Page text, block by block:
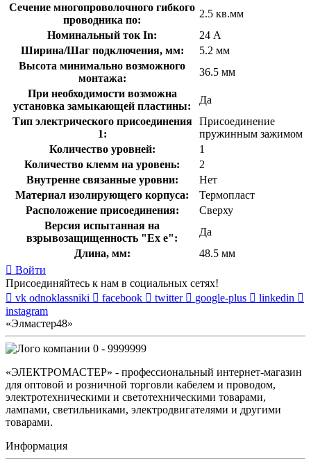
Сечение многопроволочного гибкого
проводника по:
2.5 кв.мм
Номинальный ток In:
24 А
Ширина/Шаг подключения, мм:
5.2 мм
Высота минимально возможного
монтажа:
36.5 мм
При необходимости возможна
установка замыкающей пластины:
Да
Тип электрического присоединения
1:
Присоединение
пружинным зажимом
Количество уровней:
1
Количество клемм на уровень:
2
Внутренне связанные уровни:
Нет
Материал изолирующего корпуса:
Термопласт
Расположение присоединения:
Сверху
Версия испытанная на
взрывозащищенность "Ex е":
Да
Длина, мм:
48.5 мм
Войти
Присоединяйтесь к нам в социальных сетях!
vk odnoklassniki facebook twitter google-plus
linkedin
instagram
«Элмастер48»
0 - 9999999
«ЭЛЕКТРОМАСТЕР» - профессиональный интернет-магазин
для оптовой и розничной торговли кабелем и проводом,
электротехническими и светотехническими товарами,
лампами, светильниками, электродвигателями и другими
товарами.
Информация